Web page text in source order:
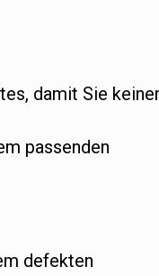
damit Sie
passenden
defekten